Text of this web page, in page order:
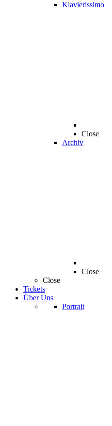
Klavierissimo
Close
Archiv
Close
Close
Tickets
Über Uns
Portrait